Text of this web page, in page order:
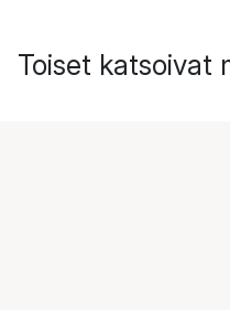
Toiset katsoivat